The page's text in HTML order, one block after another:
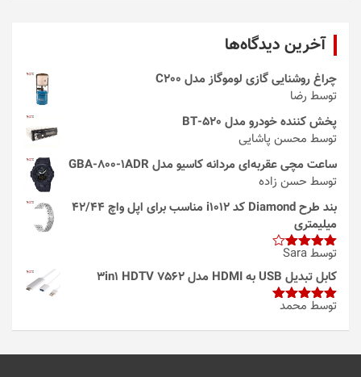
آخرین دیدگاه‌ها
چراغ روشنایی گازی لوموگاز مدل C200
توسط رضا
پخش کننده خودرو مدل 520-BT
توسط محسن پاشایی
ساعت مچی عقربه‌ای مردانه کاسیو مدل GBA-800-1ADR
توسط حسن زاده
بند طرح Diamond کد i1012 مناسب برای اپل واچ 42/44
میلیمتری
امتیاز4
از 5
توسط Sara
کابل تبدیل USB به HDMI مدل 3in1 HDTV 7562
امتیاز5از
توسط محمد